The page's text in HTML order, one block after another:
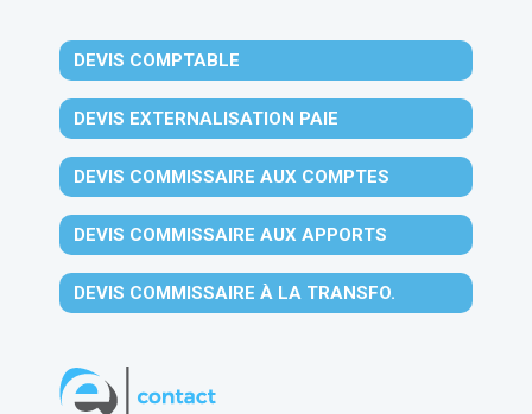
DEVIS COMPTABLE
DEVIS EXTERNALISATION PAIE
DEVIS COMMISSAIRE AUX COMPTES
DEVIS COMMISSAIRE AUX APPORTS
DEVIS COMMISSAIRE À LA TRANSFO.